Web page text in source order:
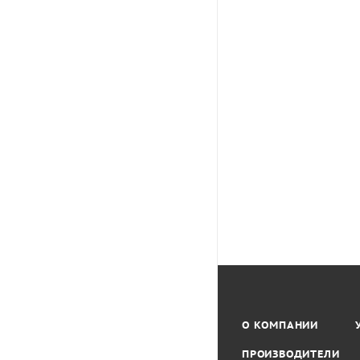
О КОМПАНИИ
ПРОИЗВОДИТЕЛИ